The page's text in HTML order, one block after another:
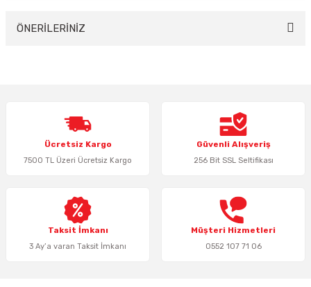
ÖNERİLERİNİZ
Ürün resmi kalitesiz, bozuk veya görüntülenemiyor.
Ürün açıklamasında eksik bilgiler bulunuyor.
Ürün bilgilerinde hatalar bulunuyor.
Bu ürüne benzer farklı alternatifler olmalı.
Ücretsiz Kargo
7500 TL Üzeri Ücretsiz Kargo
Güvenli Alışveriş
256 Bit SSL Seltifikası
Taksit İmkanı
3 Ay’a varan Taksit İmkanı
Müşteri Hizmetleri
0552 107 71 06